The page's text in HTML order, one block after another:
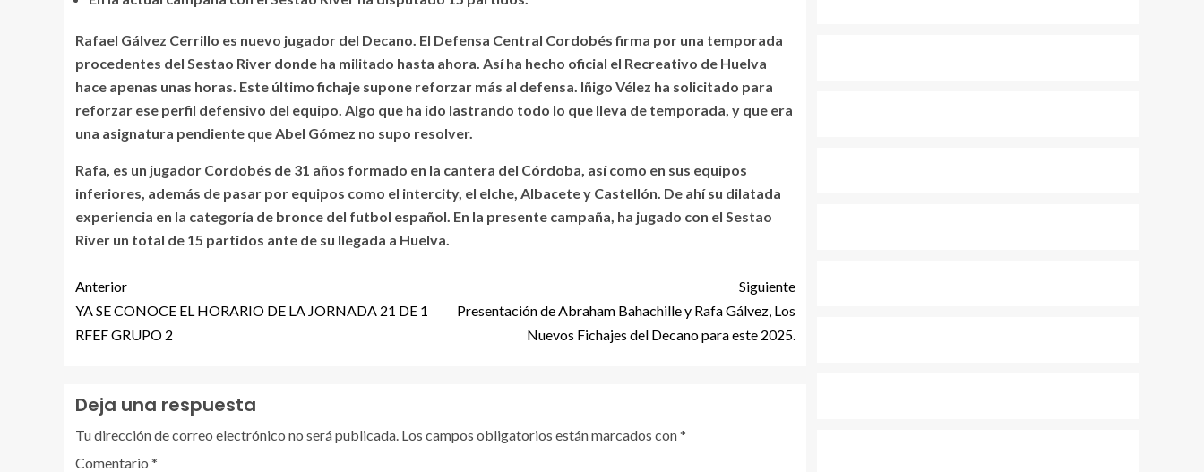
Rafael Gálvez Cerrillo es nuevo jugador del Decano. El Defensa Central Cordobés firma por una temporada
procedentes del Sestao River donde ha militado hasta ahora. Así ha hecho oficial el Recreativo de Huelva
hace apenas unas horas. Este último fichaje supone reforzar más al defensa. Iñigo Vélez ha solicitado para
reforzar ese perfil defensivo del equipo. Algo que ha ido lastrando todo lo que lleva de temporada, y que era
una asignatura pendiente que Abel Gómez no supo resolver.
Rafa, es un jugador Cordobés de 31 años formado en la cantera del Córdoba, así como en sus equipos
inferiores, además de pasar por equipos como el intercity, el elche, Albacete y Castellón. De ahí su dilatada
experiencia en la categoría de bronce del futbol español. En la presente campaña, ha jugado con el Sestao
River un total de 15 partidos ante de su llegada a Huelva.
Anterior
YA SE CONOCE EL HORARIO DE LA JORNADA 21 DE 1
RFEF GRUPO 2
Siguiente
Presentación de Abraham Bahachille y Rafa Gálvez, Los
Nuevos Fichajes del Decano para este 2025.
Deja una respuesta
Tu dirección de correo electrónico no será publicada. Los campos obligatorios están marcados con*
Comentario *